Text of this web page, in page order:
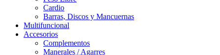
Cardio
Barras, Discos y Mancuernas
Multifuncional
Accesorios
Complementos
Manerales / Agarres